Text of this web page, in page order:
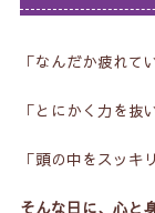
「なんだか疲れて
「とにかく力を抜
「頭の中をスッキ
そんな日に、心と